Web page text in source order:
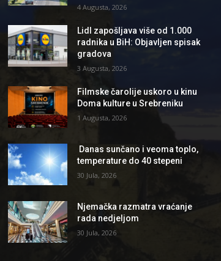
4 Augusta, 2026
Lidl zapošljava više od 1.000
radnika u BiH: Objavljen spisak
gradova
3 Augusta, 2026
Filmske čarolije uskoro u kinu
Doma kulture u Srebreniku
1 Augusta, 2026
Danas sunčano i veoma toplo,
temperature do 40 stepeni
30 Jula, 2026
Njemačka razmatra vraćanje
rada nedjeljom
30 Jula, 2026